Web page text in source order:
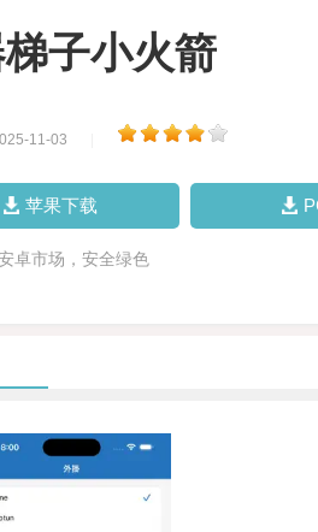
子小火箭
11-03
苹果下载
卓市场，安全绿色